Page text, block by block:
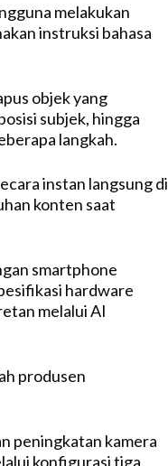
melakukan
instruksi bahasa
objek yang
subjek, hingga
langkah.
instan langsung di
konten saat
smartphone
hardware
melalui AI
produsen
peningkatan kamera
konfigurasi tiga